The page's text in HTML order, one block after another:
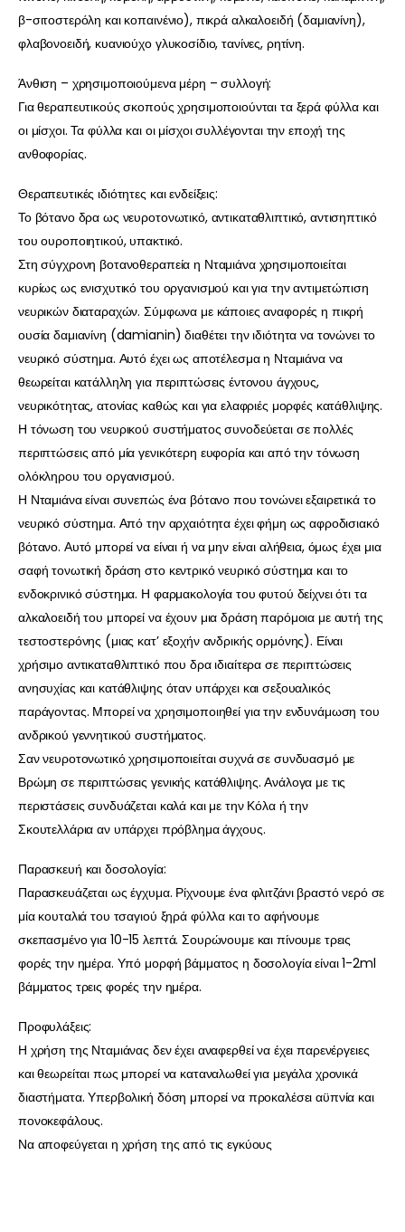
β-σιτοστερόλη και κοπαινένιο), πικρά αλκαλοειδή (δαμιανίνη),
φλαβονοειδή, κυανιούχο γλυκοσίδιο, τανίνες, ρητίνη.
Άνθιση – χρησιμοποιούμενα μέρη – συλλογή:
Για θεραπευτικούς σκοπούς χρησιμοποιούνται τα ξερά φύλλα και
οι μίσχοι. Τα φύλλα και οι μίσχοι συλλέγονται την εποχή της
ανθοφορίας.
Θεραπευτικές ιδιότητες και ενδείξεις:
Το βότανο δρα ως νευροτονωτικό, αντικαταθλιπτικό, αντισηπτικό
του ουροποιητικού, υπακτικό.
Στη σύγχρονη βοτανοθεραπεία η Νταμιάνα χρησιμοποιείται
κυρίως ως ενισχυτικό του οργανισμού και για την αντιμετώπιση
νευρικών διαταραχών. Σύμφωνα με κάποιες αναφορές η πικρή
ουσία δαμιανίνη (damianin) διαθέτει την ιδιότητα να τονώνει το
νευρικό σύστημα. Αυτό έχει ως αποτέλεσμα η Νταμιάνα να
θεωρείται κατάλληλη για περιπτώσεις έντονου άγχους,
νευρικότητας, ατονίας καθώς και για ελαφριές μορφές κατάθλιψης.
Η τόνωση του νευρικού συστήματος συνοδεύεται σε πολλές
περιπτώσεις από μία γενικότερη ευφορία και από την τόνωση
ολόκληρου του οργανισμού.
Η Νταμιάνα είναι συνεπώς ένα βότανο που τονώνει εξαιρετικά το
νευρικό σύστημα. Από την αρχαιότητα έχει φήμη ως αφροδισιακό
βότανο. Αυτό μπορεί να είναι ή να μην είναι αλήθεια, όμως έχει μια
σαφή τονωτική δράση στο κεντρικό νευρικό σύστημα και το
ενδοκρινικό σύστημα. Η φαρμακολογία του φυτού δείχνει ότι τα
αλκαλοειδή του μπορεί να έχουν μια δράση παρόμοια με αυτή της
τεστοστερόνης (μιας κατ’ εξοχήν ανδρικής ορμόνης). Είναι
χρήσιμο αντικαταθλιπτικό που δρα ιδιαίτερα σε περιπτώσεις
ανησυχίας και κατάθλιψης όταν υπάρχει και σεξουαλικός
παράγοντας. Μπορεί να χρησιμοποιηθεί για την ενδυνάμωση του
ανδρικού γεννητικού συστήματος.
Σαν νευροτονωτικό χρησιμοποιείται συχνά σε συνδυασμό με
Βρώμη σε περιπτώσεις γενικής κατάθλιψης. Ανάλογα με τις
περιστάσεις συνδυάζεται καλά και με την Κόλα ή την
Σκουτελλάρια αν υπάρχει πρόβλημα άγχους.
Παρασκευή και δοσολογία:
Παρασκευάζεται ως έγχυμα. Ρίχνουμε ένα φλιτζάνι βραστό νερό σε
μία κουταλιά του τσαγιού ξηρά φύλλα και το αφήνουμε
σκεπασμένο για 10-15 λεπτά. Σουρώνουμε και πίνουμε τρεις
φορές την ημέρα. Υπό μορφή βάμματος η δοσολογία είναι 1-2ml
βάμματος τρεις φορές την ημέρα.
Προφυλάξεις:
Η χρήση της Νταμιάνας δεν έχει αναφερθεί να έχει παρενέργειες
και θεωρείται πως μπορεί να καταναλωθεί για μεγάλα χρονικά
διαστήματα. Υπερβολική δόση μπορεί να προκαλέσει αϋπνία και
πονοκεφάλους.
Να αποφεύγεται η χρήση της από τις εγκύους